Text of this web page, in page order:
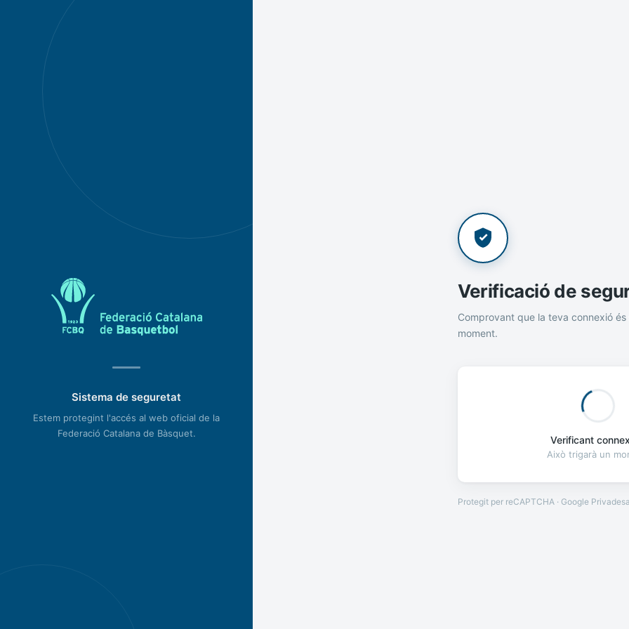
Sistema de seguretat
Estem protegint l'accés al web oficial de la
Federació Catalana de Bàsquet.
Verificació de
Comprovant que la teva connexió és
moment.
Verificant
Això trigarà un
Protegit per reCAPTCHA · Google Privadesa